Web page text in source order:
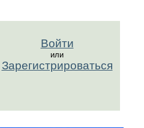
Войти
или
Зарегистрироваться